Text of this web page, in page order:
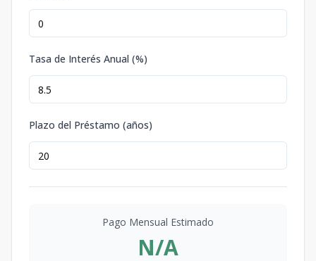
Tasa de Interés Anual (%)
Plazo del Préstamo (años)
Pago Mensual Estimado
N/A